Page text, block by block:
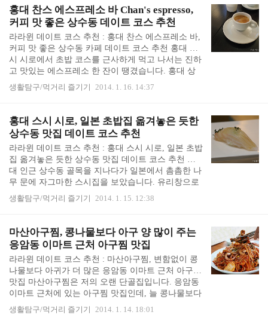
는 갈 곳이 없어졌습니다. 사촌동생들도 저와 비슷하
게 (자기네) 외가댁에 가자고 보챘었는데, 이제는 커
서 외가댁에 가도 사촌들도 없고, 재미가 없어졌는
지... 시큰둥해졌습니다. 온가족이 설날 차례지내고
오침을 즐기며 나른하게 퍼져있기 시작했어요.. 이
때 막내작은엄마가 어딘가 가자고 제안하기 시작하
셨습니다. "모처럼 서울 왔는데, 촌사람 서울 구경 하
고 가..
홍대 찬스 에스프레소 바 Chan's espresso,
커피 맛 좋은 상수동 데이트 코스 추천
라라윈 데이트 코스 추천 : 홍대 찬스 에스프레소 바,
커피 맛 좋은 상수동 카페 데이트 코스 추천 홍대 스
시 시로에서 초밥 코스를 근사하게 먹고 나서는 진하
고 맛있는 에스프레소 한 잔이 땡겼습니다. 홍대 상
수동 골목에 카페가 정말 많은데, 막상 어딘가 들어
가려고 두리번거리다 보면 대체 어디를 가야할지 모
거리면서 홍대 상수동 골목을 걷다가 한 눈에 보아도
고집과 감각이 보이는 카페 하나가 눈에 띄었습니다.
왠지 저 집 커피 괜찮을 것 같지 않냐는 친구의 촉에
따라 우연히 들어간 곳이었는데, 정말 괜찮았습니다.
먼저 물컵과 물병부터가 예쁘고 깔끔했습니다. 카페
인데 독특하게 바처럼 꾸며져 있었습니다. 주인장이
커피 내리는 공간에 대한 집착(?)이 컸는지....
생활탐구/먹거리 즐기기 2014. 1. 16. 14:37
홍대 스시 시로, 일본 초밥집 옮겨놓은 듯한
상수동 맛집 데이트 코스 추천
라라윈 데이트 코스 추천 : 홍대 스시 시로, 일본 초밥
집 옮겨놓은 듯한 상수동 맛집 데이트 코스 추천 홍
대 인근 상수동 골목을 지나다가 일본에서 촘촘한 나
무 문에 자그마한 스시집을 보았습니다. 유리창으로
보니 테이블도 없이 주방장 앞에 쪼로로 서너 명 손
님이 있고, 주방장이 분주히 초밥을 쥐고 있는 것이
모습을 보며, 언제 한 번 가보려고 마음 먹었습니다.
그러나 스시 시로에서 초밥 한 번 먹기가 참 힘들었
습니다. 오후에 가니 문을 닫았고, 문이 열렸기에 들
어가 보니 자리가 없어 한 시간은 기다려야 한다고
했습니다. 알고 보니, 스시 시로는 일본 초밥집처럼
중간 휴식 시간이 있었습니다. 걸핏하면 문 닫아있
고, 자리없고 그러길래 이 집은 대체 장사를 ..
생활탐구/먹거리 즐기기 2014. 1. 15. 12:38
마산아구찜, 콩나물보다 아구 양 많이 주는
응암동 이마트 근처 아구찜 맛집
라라윈 데이트 코스 추천 : 마산아구찜, 변함없이 콩
나물보다 아귀가 더 많은 응암동 이마트 근처 아구찜
맛집 마산아구찜은 저의 오랜 단골집입니다. 응암동
이마트 근처에 있는 아구찜 맛집인데, 늘 콩나물보다
아귀살이 더 많아요. 아구찜 먹으러 가서 아귀 한 점
먹고 나면 없어서 콩나물만 집어먹게 되는 집들과는
생활탐구/먹거리 즐기기 2014. 1. 14. 18:01